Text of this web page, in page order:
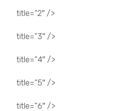
title=”2″ />
title=”3″ />
title=”4″ />
title=”5″ />
title=”6″ />